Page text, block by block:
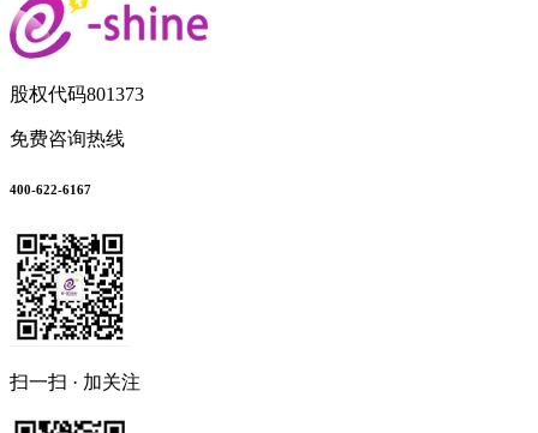
股权代码801373
免费咨询热线
400-622-6167
扫一扫 · 加关注